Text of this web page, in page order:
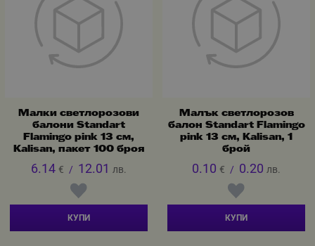
Малки светлорозови
балони Standart
Flamingo pink 13 см,
Kalisan, пакет 100 броя
6.14 € / 12.01 лв.
КУПИ
Малък светлорозов
балон Standart Flamingo
pink 13 см, Kalisan, 1
брой
0.10 € / 0.20 лв.
КУПИ